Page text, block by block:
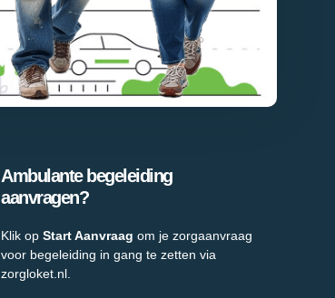
Ambulante begeleiding
aanvragen?
Klik op Start Aanvraag om je zorgaanvraag
voor begeleiding in gang te zetten via
zorgloket.nl.